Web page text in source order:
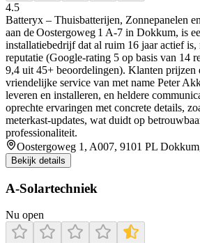
4.5
Batteryx – Thuisbatterijen, Zonnepanelen
aan de Oostergoweg 1 A‑7 in Dokkum, is
installatiebedrijf dat al ruim 16 jaar actief is,
reputatie (Google-rating 5 op basis van 14
9,4 uit 45+ beoordelingen). Klanten prijzen
vriendelijke service van met name Peter
leveren en installeren, en heldere
oprechte ervaringen met concrete details,
meterkast-updates, wat duidt op
professionaliteit.
Oostergoweg 1, A007, 9101 PL
Bekijk details
A-Solartechniek
Nu open